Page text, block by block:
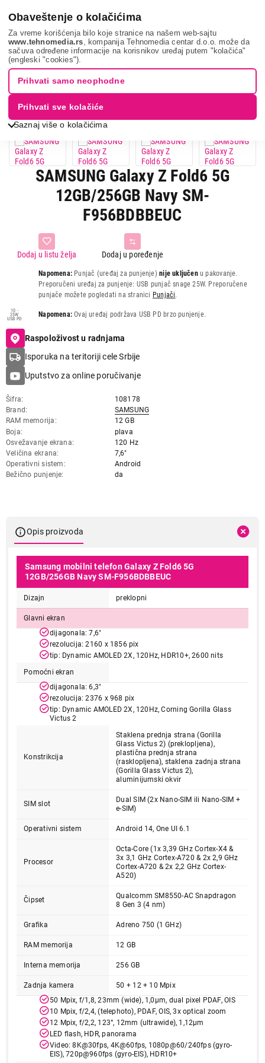
Obaveštenje o kolačićima
Za vreme korišćenja bilo koje stranice na našem web-sajtu
www.tehnomedia.rs , kompanija Tehnomedia centar d.o.o. može da
sačuva određene informacije na korisnikov uređaj putem "kolačića"
(engleski "cookies").
Saznaj više o kolačićima
Prihvati samo neophodne
Prihvati sve kolačiće
Samsung galaxy ...
SAMSUNG Galaxy Z Fold6 5G
12GB/256GB Navy SM-
F956BDBBEUC
Dodaj u poređenje
Dodaj u listu želja
Napomena: Punjač (uređaj za punjenje)nije uključenu pakovanje.
Preporučeni uređaj za punjenje: USB punjač snage 25W. Preporučene
punjače možete pogledati na stranici Punjači.
10 -
25W
USB PD Napomena: Ovaj uređaj podržava USB PD brzo punjenje.
Raspoloživost u radnjama
Isporuka na teritoriji cele Srbije
Uputstvo za online poručivanje
Šifra
108178
Brand
SAMSUNG
RAM memorija
12 GB
Boja
plava
Osvežavanje ekrana
120 Hz
Veličina ekrana
7,6"
Operativni sistem
Android
Bežično punjenje
da
Opis proizvoda
Samsung mobilni telefon Galaxy Z Fold6 5G
12GB/256GB Navy SM-F956BDBBEUC
Dizajn preklopni
Glavni ekran
dijagonala: 7,6"
rezolucija: 2160 x 1856 pix
tip: Dynamic AMOLED 2X, 120Hz, HDR10+, 2600 nits
Pomoćni ekran
dijagonala: 6,3"
rezolucija: 2376 x 968 pix
tip: Dynamic AMOLED 2X, 120Hz, Corning Gorilla Glass
Victus 2
Konstrikcija
Staklena prednja strana (Gorilla
Glass Victus 2) (preklopljena),
plastična prednja strana
(rasklopljena), staklena zadnja strana
(Gorilla Glass Victus 2),
aluminijumski okvir
SIM slot
Dual SIM (2x Nano-SIM ili Nano-SIM +
e-SIM)
Operativni sistem Android 14, One UI 6.1
Procesor
Octa-Core (1x 3,39 GHz Cortex-X4 &
3x 3,1 GHz Cortex-A720 & 2x 2,9 GHz
Cortex-A720 & 2x 2,2 GHz Cortex-
A520)
Čipset
Qualcomm SM8550-AC Snapdragon
8 Gen 3 (4 nm)
Grafika Adreno 750 (1 GHz)
RAM memorija 12 GB
Interna memorija 256 GB
Zadnja kamera
50 + 12 + 10 Mpix
50 Mpix, f/1,8, 23mm (wide), 1,0µm, dual pixel PDAF, OIS
10 Mpix, f/2,4, (telephoto), PDAF, OIS, 3x optical zoom
12 Mpix, f/2,2, 123°, 12mm (ultrawide), 1,12µm
LED flash, HDR, panorama
Video: 8K@30fps, 4K@60fps, 1080p@60/240fps (gyro-
EIS), 720p@960fps (gyro-EIS), HDR10+
244.999,00
SAMSUNG Galaxy Z Fold6 5G
12GB/256GB Navy SM-F956BDBBEUC
Ukupno u korpi: 0,00
Nastavi kupovinu